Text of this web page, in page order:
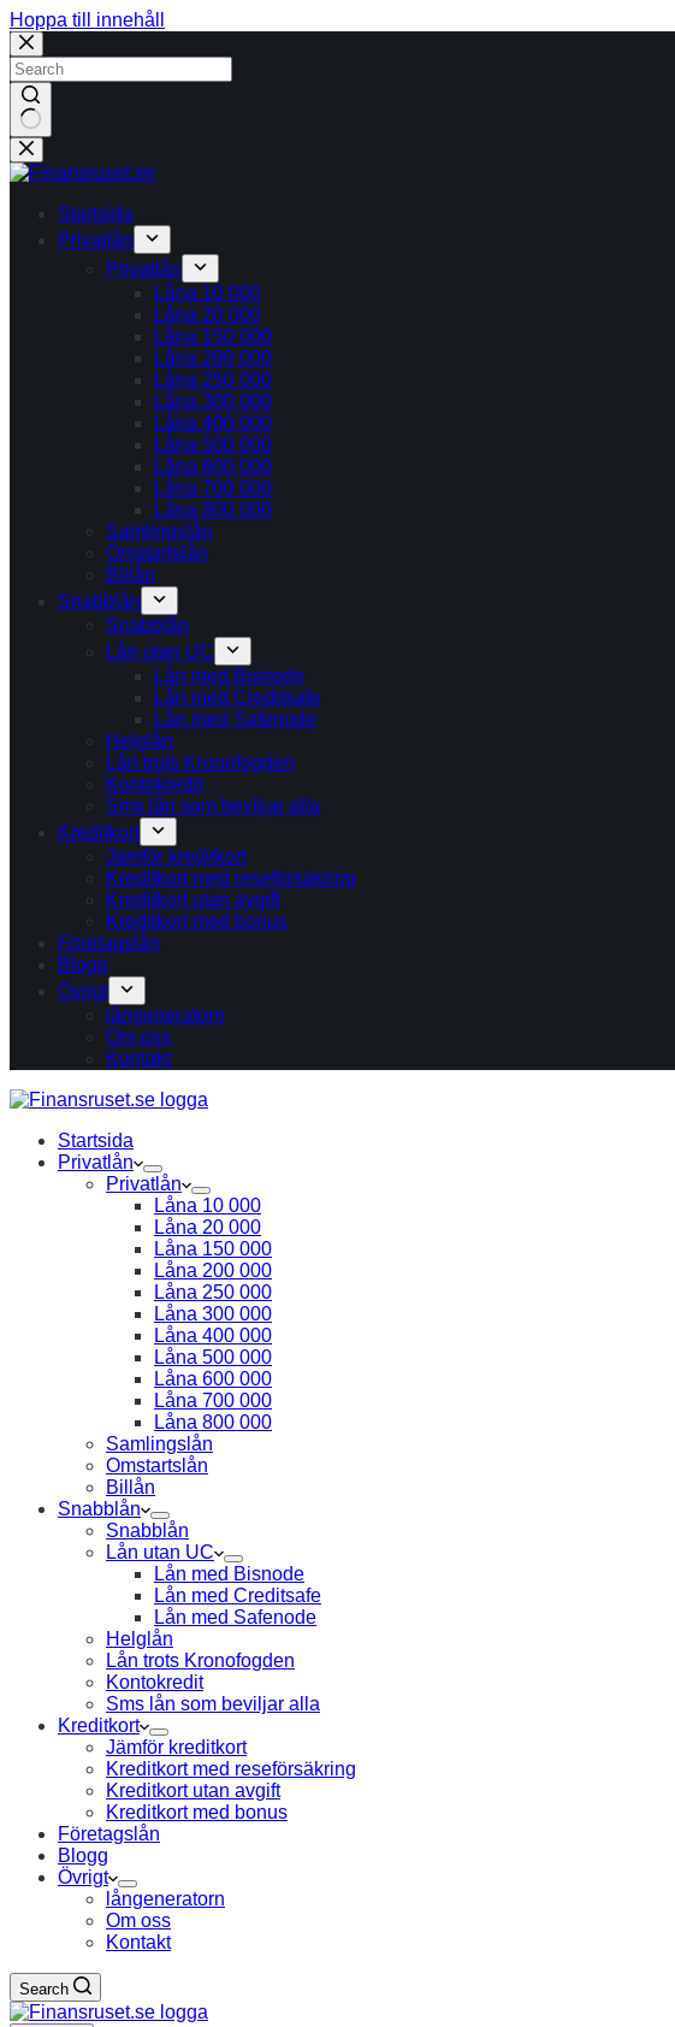
Hoppa till innehåll
Inga
resultat
Startsida
Privatlån
Privatlån
Låna 10 000
Låna 20 000
Låna 150 000
Låna 200 000
Låna 250 000
Låna 300 000
Låna 400 000
Låna 500 000
Låna 600 000
Låna 700 000
Låna 800 000
Samlingslån
Omstartslån
Billån
Snabblån
Snabblån
Lån utan UC
Lån med Bisnode
Lån med Creditsafe
Lån med Safenode
Helglån
Lån trots Kronofogden
Kontokredit
Sms lån som beviljar alla
Kreditkort
Jämför kreditkort
Kreditkort med reseförsäkring
Kreditkort utan avgift
Kreditkort med bonus
Företagslån
Blogg
Övrigt
långeneratorn
Om oss
Kontakt
Startsida
Privatlån
Privatlån
Låna 10 000
Låna 20 000
Låna 150 000
Låna 200 000
Låna 250 000
Låna 300 000
Låna 400 000
Låna 500 000
Låna 600 000
Låna 700 000
Låna 800 000
Samlingslån
Omstartslån
Billån
Snabblån
Snabblån
Lån utan UC
Lån med Bisnode
Lån med Creditsafe
Lån med Safenode
Helglån
Lån trots Kronofogden
Kontokredit
Sms lån som beviljar alla
Kreditkort
Jämför kreditkort
Kreditkort med reseförsäkring
Kreditkort utan avgift
Kreditkort med bonus
Företagslån
Blogg
Övrigt
långeneratorn
Om oss
Kontakt
Search